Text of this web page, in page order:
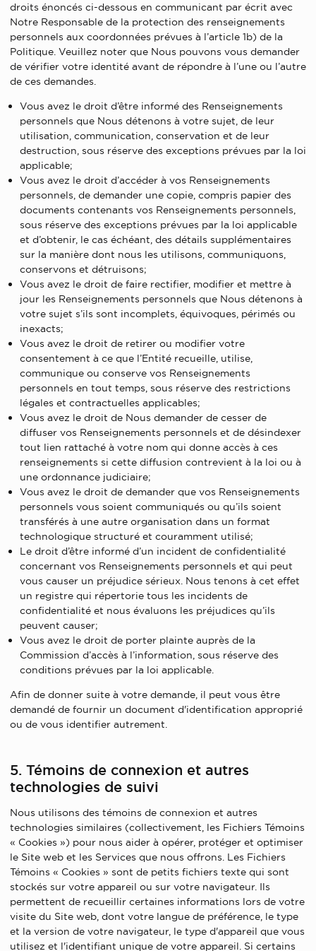
droits énoncés ci-dessous en communicant par écrit avec
Notre Responsable de la protection des renseignements
personnels aux coordonnées prévues à l’article 1b) de la
Politique. Veuillez noter que Nous pouvons vous demander
de vérifier votre identité avant de répondre à l’une ou l’autre
de ces demandes.
Vous avez le droit d’être informé des Renseignements
personnels que Nous détenons à votre sujet, de leur
utilisation, communication, conservation et de leur
destruction, sous réserve des exceptions prévues par la loi
applicable;
Vous avez le droit d’accéder à vos Renseignements
personnels, de demander une copie, compris papier des
documents contenants vos Renseignements personnels,
sous réserve des exceptions prévues par la loi applicable
et d’obtenir, le cas échéant, des détails supplémentaires
sur la manière dont nous les utilisons, communiquons,
conservons et détruisons;
Vous avez le droit de faire rectifier, modifier et mettre à
jour les Renseignements personnels que Nous détenons à
votre sujet s’ils sont incomplets, équivoques, périmés ou
inexacts;
Vous avez le droit de retirer ou modifier votre
consentement à ce que l’Entité recueille, utilise,
communique ou conserve vos Renseignements
personnels en tout temps, sous réserve des restrictions
légales et contractuelles applicables;
Vous avez le droit de Nous demander de cesser de
diffuser vos Renseignements personnels et de désindexer
tout lien rattaché à votre nom qui donne accès à ces
renseignements si cette diffusion contrevient à la loi ou à
une ordonnance judiciaire;
Vous avez le droit de demander que vos Renseignements
personnels vous soient communiqués ou qu’ils soient
transférés à une autre organisation dans un format
technologique structuré et couramment utilisé;
Le droit d’être informé d’un incident de confidentialité
concernant vos Renseignements personnels et qui peut
vous causer un préjudice sérieux. Nous tenons à cet effet
un registre qui répertorie tous les incidents de
confidentialité et nous évaluons les préjudices qu’ils
peuvent causer;
Vous avez le droit de porter plainte auprès de la
Commission d’accès à l’information, sous réserve des
conditions prévues par la loi applicable.
Afin de donner suite à votre demande, il peut vous être
demandé de fournir un document d'identification approprié
ou de vous identifier autrement.
5. Témoins de connexion et autres
technologies de suivi
Nous utilisons des témoins de connexion et autres
technologies similaires (collectivement, les Fichiers Témoins
« Cookies ») pour nous aider à opérer, protéger et optimiser
le Site web et les Services que nous offrons. Les Fichiers
Témoins « Cookies » sont de petits fichiers texte qui sont
stockés sur votre appareil ou sur votre navigateur. Ils
permettent de recueillir certaines informations lors de votre
visite du Site web, dont votre langue de préférence, le type
et la version de votre navigateur, le type d'appareil que vous
utilisez et l'identifiant unique de votre appareil. Si certains